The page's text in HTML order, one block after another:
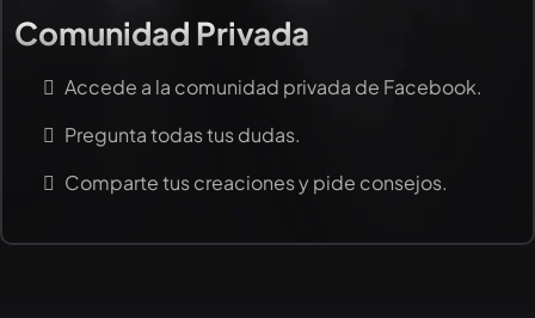
Comunidad Privada
Accede a la comunidad privada de Facebook.
Pregunta todas tus dudas.
Comparte tus creaciones y pide consejos.